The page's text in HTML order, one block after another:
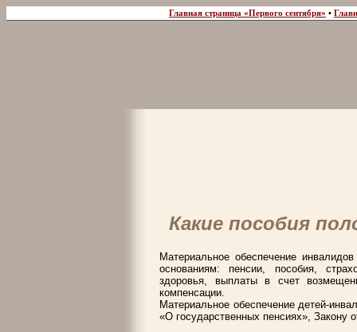
Главная страница «Первого сентября» •
Какие пособия
Материальное обеспечение
основаниям: пенсии, пособия,
здоровья, выплаты в счет
компенсации.
Материальное обеспечение детей-
«О государственных пенсиях»,